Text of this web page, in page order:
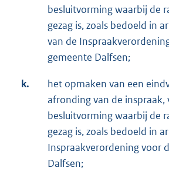
besluitvorming waarbij de
gezag is, zoals bedoeld in
van de
gemeente Dalfsen;
k.
het opmaken van een
afronding van de inspraak,
besluitvorming waarbij de
gezag is, zoals bedoeld in
Inspraakverordening voor
Dalfsen;